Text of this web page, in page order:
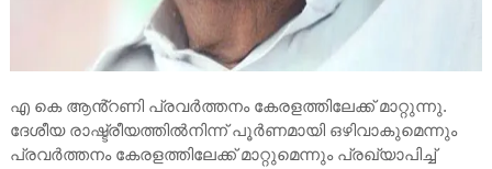
എ കെ ആൻ്റണി പ്രവർത്തനം കേരളത്തിലേക്ക് മാറ്റുന്നു.
ദേശീയ രാഷ്ട്രീയത്തിൽനിന്ന് പൂർണമായി ഒഴിവാകുമെന്നും
പ്രവർത്തനം കേരളത്തിലേക്ക് മാറ്റുമെന്നും പ്രഖ്യാപിച്ച്